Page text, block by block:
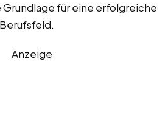
für eine erfolgreiche
Anzeige